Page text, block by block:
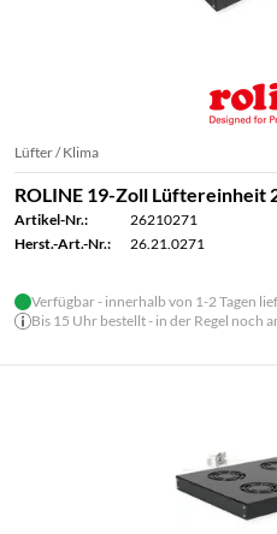
Lüfter / Klima
ROLINE 19-Zoll Lüftereinheit
Artikel-Nr.:
26210271
Herst.-Art.-Nr.:
26.21.0271
Verfügbar - innerhalb von 1-2 Tagen
Bis 15 Uhr bestellt - in der Regel noch